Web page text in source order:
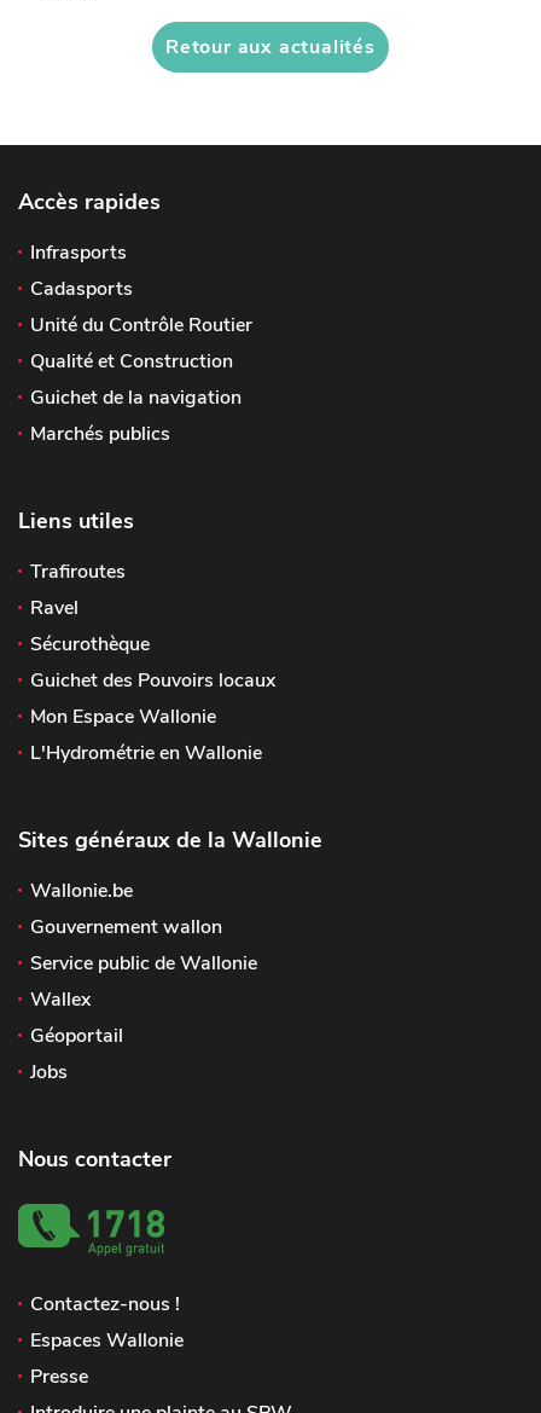
Retour aux actualités
Accès rapides
Infrasports
Cadasports
Unité du Contrôle Routier
Qualité et Construction
Guichet de la navigation
Marchés publics
Liens utiles
Trafiroutes
Ravel
Sécurothèque
Guichet des Pouvoirs locaux
Mon Espace Wallonie
L'Hydrométrie en Wallonie
Sites généraux de la Wallonie
Wallonie.be
Gouvernement wallon
Service public de Wallonie
Wallex
Géoportail
Jobs
Nous contacter
Contactez-nous !
Espaces Wallonie
Presse